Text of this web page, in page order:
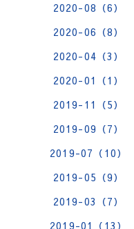
2020-08（6）
2020-06（8）
2020-04（3）
2020-01（1）
2019-11（5）
2019-09（7）
2019-07（10）
2019-05（9）
2019-03（7）
2019-01（13）